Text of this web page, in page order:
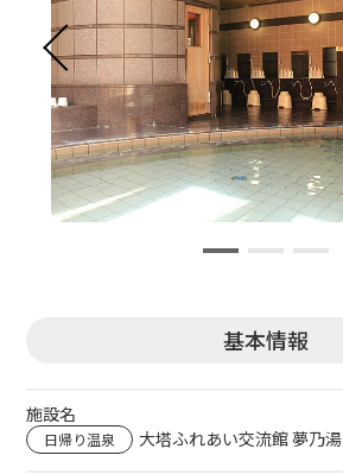
基本情報
施設名
日帰り温泉 大塔ふれあい交流館 夢乃湯